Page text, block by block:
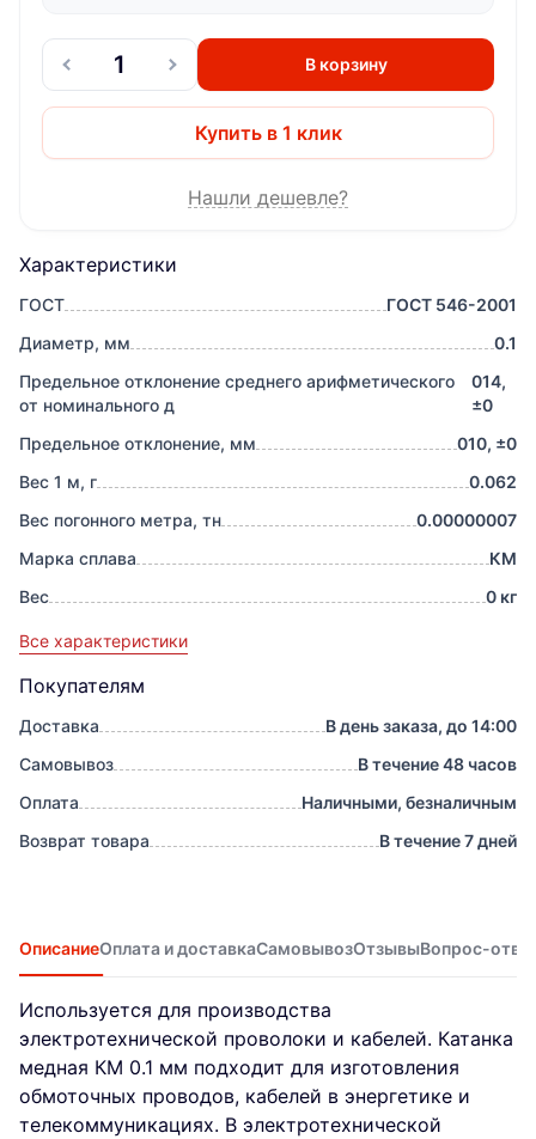
Характеристики
ГОСТ
ГОСТ 546-2001
Диаметр, мм
0.1
Предельное отклонение среднего арифметического
от номинального д
014,
±0
Предельное отклонение, мм
010, ±0
Вес 1 м, г
0.062
Вес погонного метра, тн
0.00000007
Марка сплава
КМ
Вес
0 кг
Все характеристики
Покупателям
Доставка
В день заказа, до 14:00
Самовывоз
В течение 48 часов
Оплата
Наличными, безналичным
Возврат товара
В течение 7 дней
В корзину
Купить в 1 клик
Нашли дешевле?
ОписаниеОплата и доставкаСамовывозОтзывыВопрос-
Используется для производства
электротехнической проволоки и кабелей. Катанка
медная КМ 0.1 мм подходит для изготовления
обмоточных проводов, кабелей в энергетике и
телекоммуникациях. В электротехнической